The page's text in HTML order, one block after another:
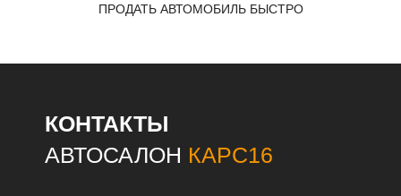
ПРОДАТЬ АВТОМОБИЛЬ БЫСТРО
КОНТАКТЫ
АВТОСАЛОН КАРС16